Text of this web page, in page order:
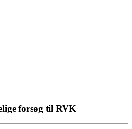
forsøg til RVK